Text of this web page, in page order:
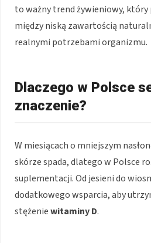
to ważny trend żywieniowy, który
między niską zawartością
realnymi potrzebami organizmu.
Dlaczego w Polsce
znaczenie?
W miesiącach o mniejszym
skórze spada, dlatego w Polsce
suplementacji. Od jesieni do
dodatkowego wsparcia, aby
stężeniewitaminy D.